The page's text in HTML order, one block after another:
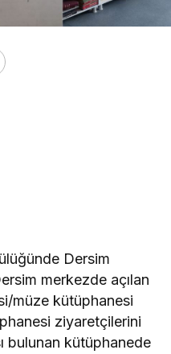
Dersim
merkezde açılan
müze kütüphanesi
ziyaretçilerini
bulunan kütüphanede